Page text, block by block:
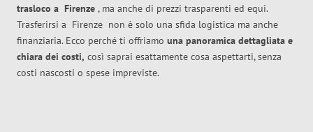
trasloco a Firenze , ma anche di prezzi trasparenti ed equi.
Trasferirsi a Firenze non è solo una sfida logistica ma anche
finanziaria. Ecco perché ti offriamo una panoramica dettagliata e
chiara dei costi, così saprai esattamente cosa aspettarti, senza
costi nascosti o spese impreviste.